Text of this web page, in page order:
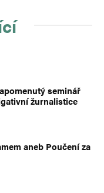
seminář
žurnalistice
aneb Poučení za